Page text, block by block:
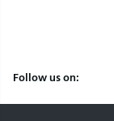
Follow us on: